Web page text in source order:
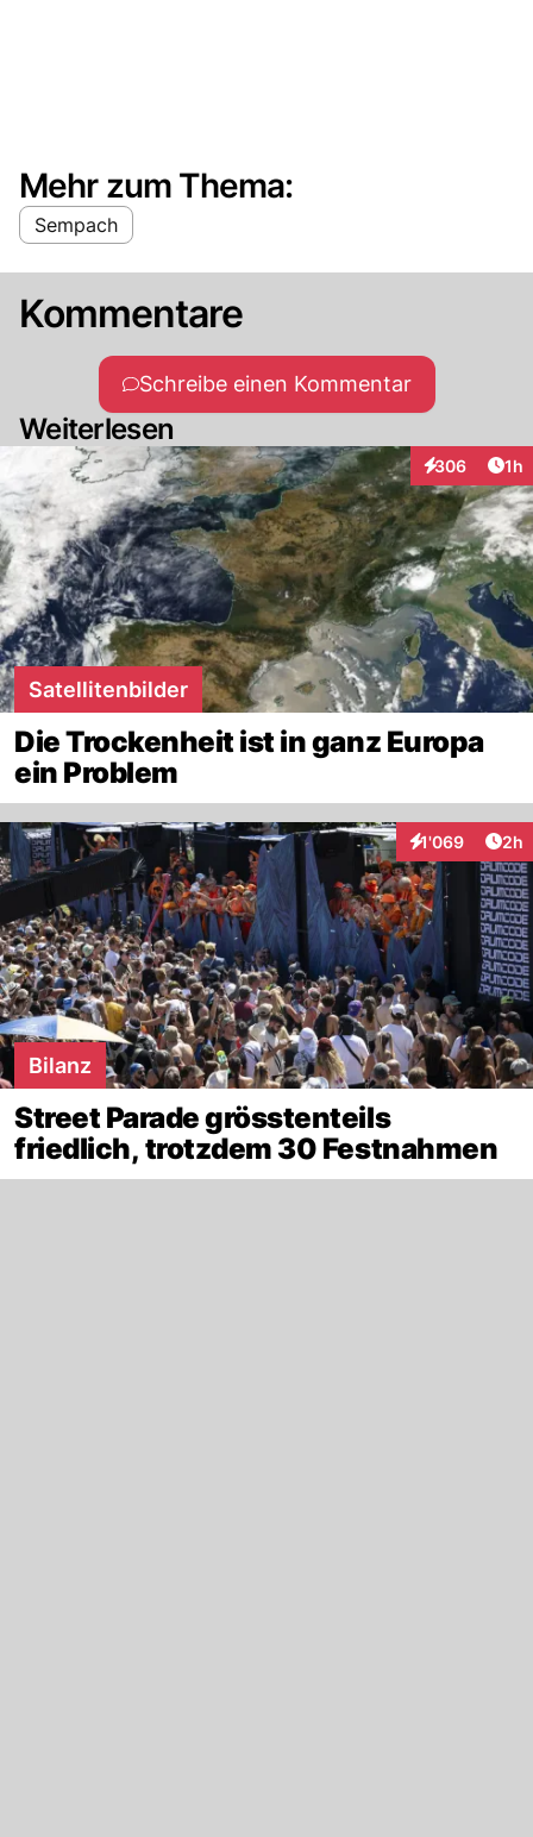
Mehr zum Thema:
Sempach
Kommentare
Schreibe einen Kommentar
Weiterlesen
306
Interaktionen
1h
Satellitenbilder
Die Trockenheit ist in ganz Europa
ein Problem
1'069
Interaktionen2h
Bilanz
Street Parade grösstenteils
friedlich, trotzdem 30 Festnahmen